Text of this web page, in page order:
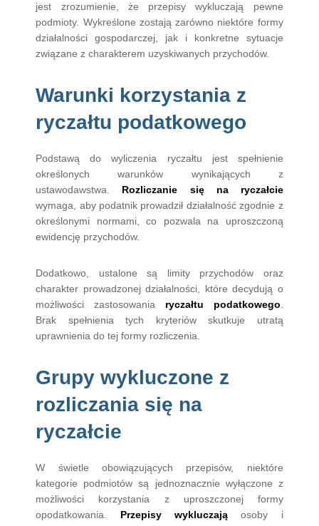
jest zrozumienie, że przepisy wykluczają pewne
podmioty. Wykreślone zostają zarówno niektóre formy
działalności gospodarczej, jak i konkretne sytuacje
związane z charakterem uzyskiwanych przychodów.
Warunki korzystania z
ryczałtu podatkowego
Podstawą do wyliczenia ryczałtu jest spełnienie
określonych warunków wynikających z
ustawodawstwa. Rozliczanie się na ryczałcie
wymaga, aby podatnik prowadził działalność zgodnie z
określonymi normami, co pozwala na uproszczoną
ewidencję przychodów.
Dodatkowo, ustalone są limity przychodów oraz
charakter prowadzonej działalności, które decydują o
możliwości zastosowania ryczałtu podatkowego.
Brak spełnienia tych kryteriów skutkuje utratą
uprawnienia do tej formy rozliczenia.
Grupy wykluczone z
rozliczania się na
ryczałcie
W świetle obowiązujących przepisów, niektóre
kategorie podmiotów są jednoznacznie wyłączone z
możliwości korzystania z uproszczonej formy
opodatkowania. Przepisy wykluczają osoby i